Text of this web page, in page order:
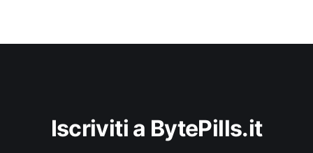
Iscriviti a BytePills.it